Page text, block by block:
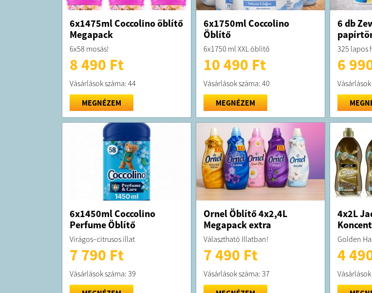
6x1475ml Coccolino öblítő
Megapack
6x58 mosás!
8 490 Ft
Vásárlások száma: 44
MEGNÉZEM
6x1750ml Coccolino
Öblítő
6x1750 ml XXL öblítő
10 490 Ft
Vásárlások száma: 40
MEGNÉZEM
6 db
325 lapos
6
6x1450ml Coccolino
Perfume Öblítő
Virágos–citrusos illat
7 790 Ft
Vásárlások száma: 39
Ornel Öblítő 4x2,4L
Megapack extra
Választható Illatban!
7 490 Ft
Vásárlások száma: 37
4x2L
Golden
4